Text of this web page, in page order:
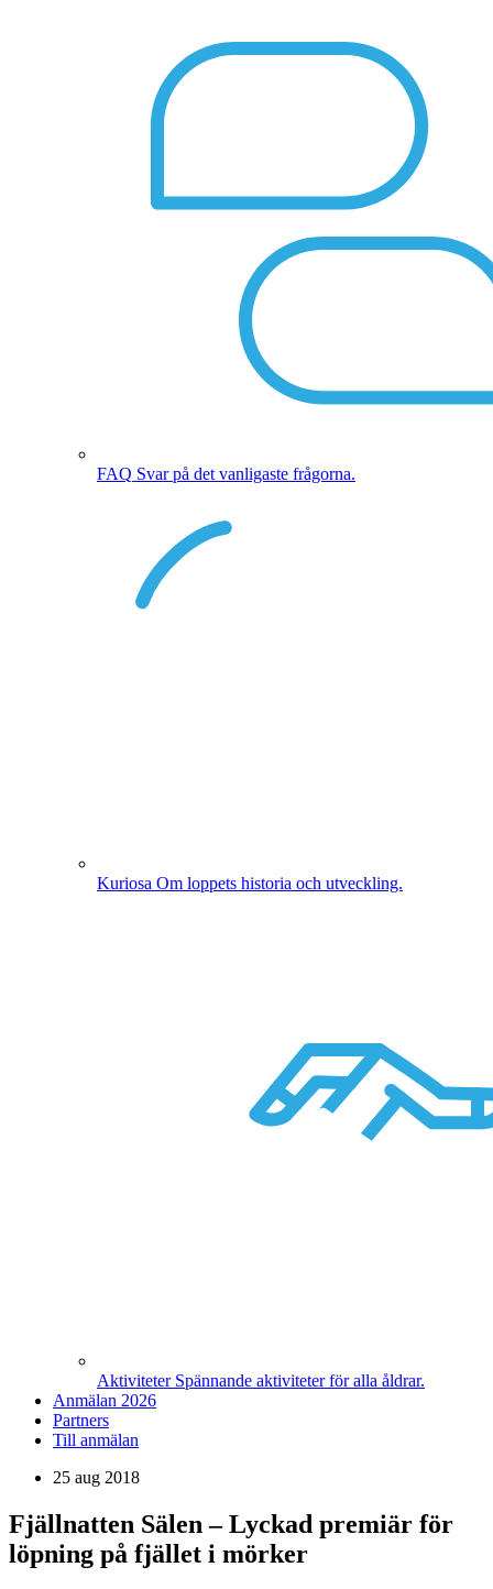
FAQ Svar på det vanligaste frågorna.
Kuriosa Om loppets historia och utveckling.
Aktiviteter Spännande aktiviteter för alla åldrar.
Anmälan 2026
Partners
Till anmälan
25 aug 2018
Fjällnatten Sälen – Lyckad premiär för
löpning på fjället i mörker